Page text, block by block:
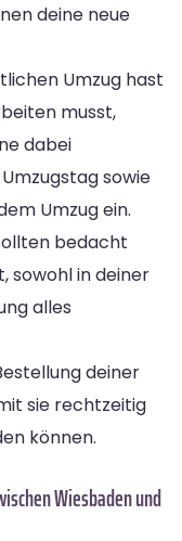
deine neue
Umzug hast
musst,
dabei
sowie
Umzug ein.
bedacht
sowohl in deiner
alles
deiner
sie rechtzeitig
können.
Wiesbaden und